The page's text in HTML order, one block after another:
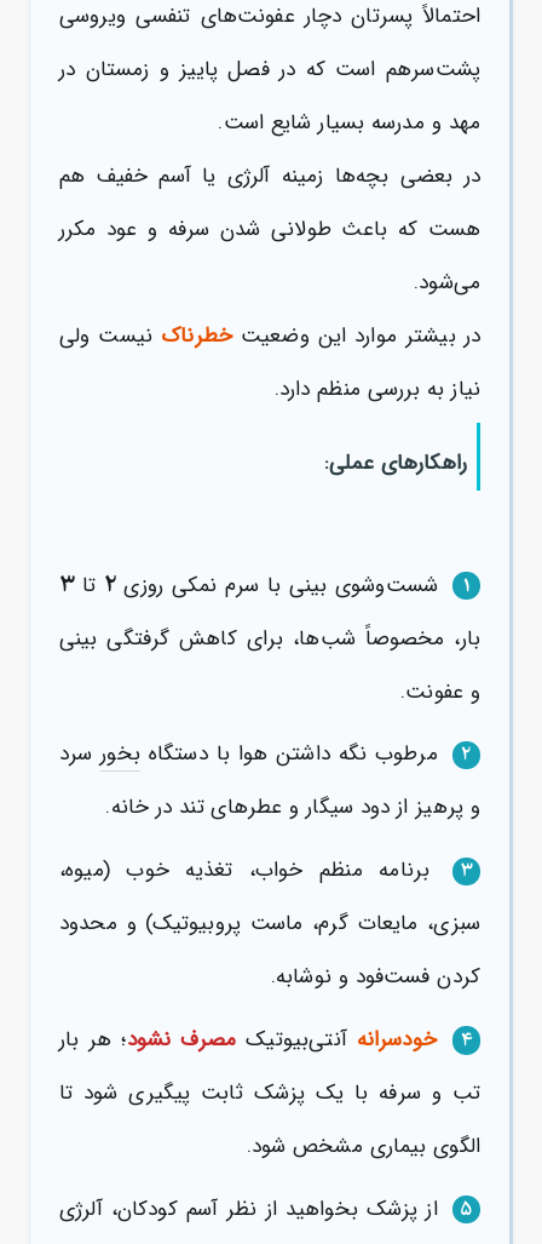
احتمالاً پسرتان دچار عفونت‌های تنفسی ویروسی
پشت‌سرهم است که در فصل پاییز و زمستان در
مهد و مدرسه بسیار شایع است.
در بعضی بچه‌ها زمینه آلرژی یا آسم خفیف هم
هست که باعث طولانی شدن سرفه و عود مکرر
می‌شود.
در بیشتر موارد این وضعیتخطرناک نیست ولی
نیاز به بررسی منظم دارد.
راهکارهای عملی:
۱ شست‌وشوی بینی با سرم نمکی روزی۲ تا۳
بار، مخصوصاً شب‌ها، برای کاهش گرفتگی بینی
و عفونت.
۲ مرطوب نگه داشتن هوا با دستگاهبخورسرد
و پرهیز از دود سیگار و عطرهای تند در خانه.
۳
برنامه منظم خواب، تغذیه خوب (میوه،
سبزی، مایعات گرم، ماست پروبیوتیک) و محدود
کردن فست‌فود و نوشابه.
۴ خودسرانه آنتی‌بیوتیک مصرف نشود؛ هر بار
تب و سرفه با یک پزشک ثابت پیگیری شود تا
الگوی بیماری مشخص شود.
۵
از پزشک بخواهید از نظر آسم کودکان، آلرژی